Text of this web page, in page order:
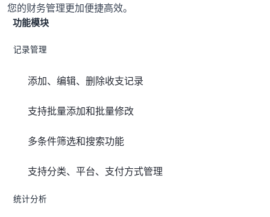
您的财务管理更加便捷高效。
功能模块
记录管理
添加、编辑、删除收支记录
支持批量添加和批量修改
多条件筛选和搜索功能
支持分类、平台、支付方式管理
统计分析